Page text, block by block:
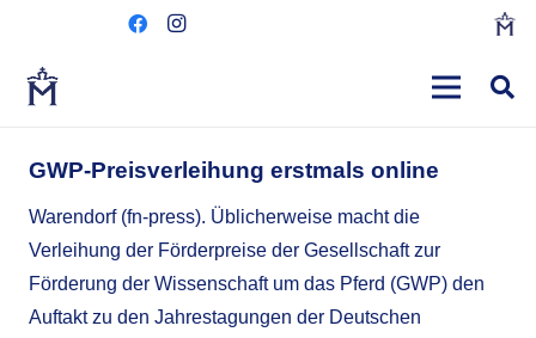
GWP-Preisverleihung erstmals online
Warendorf (fn-press). Üblicherweise macht die
Verleihung der Förderpreise der Gesellschaft zur
Förderung der Wissenschaft um das Pferd (GWP) den
Auftakt zu den Jahrestagungen der Deutschen